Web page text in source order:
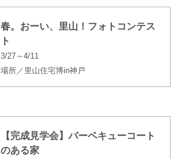
春。おーい、里山！フォトコンテス
ト
3/27～4/11
場所／里山住宅博in神戸
【完成見学会】バーベキューコート
のある家